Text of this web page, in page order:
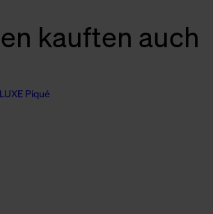
Weitere Informationen über
kauften auch